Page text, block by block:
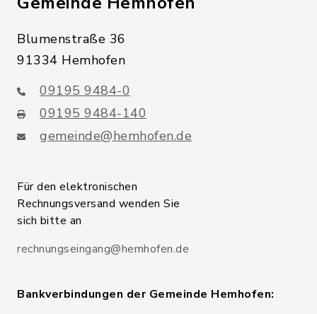
Blumenstraße 36
91334 Hemhofen
09195 9484-0
09195 9484-140
gemeinde@hemhofen.de
Für den elektronischen
Rechnungsversand wenden Sie
sich bitte an
rechnungseingang@hemhofen.de
Bankverbindungen der Gemeinde Hemhofen: